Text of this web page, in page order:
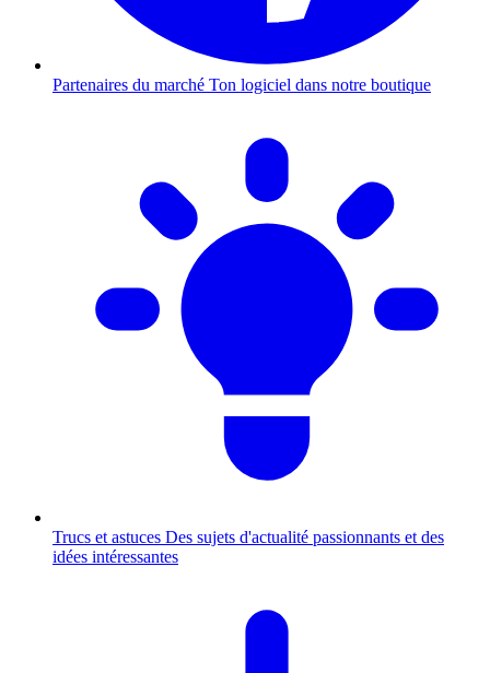
Partenaires du marché Ton logiciel dans notre boutique
Trucs et astuces Des sujets d'actualité passionnants et des
idées intéressantes